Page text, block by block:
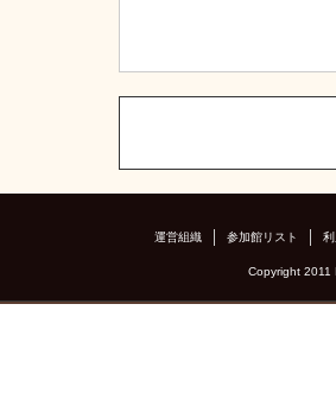
運営組織 参加館リスト
Copyright 2011